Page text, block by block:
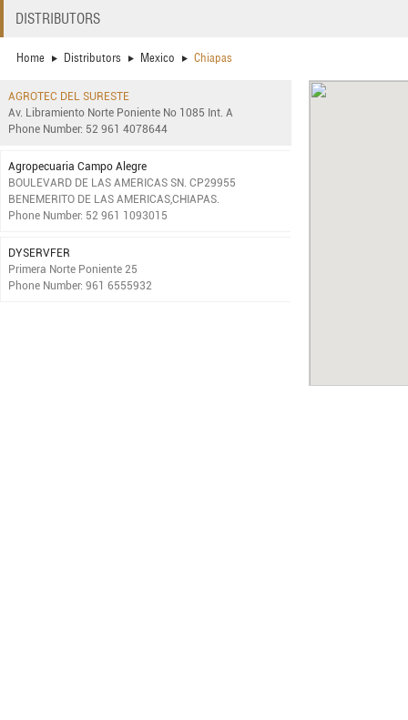
DISTRIBUTORS
Home Distributors Mexico Chiapas
AGROTEC DEL SURESTE
Av. Libramiento Norte Poniente No 1085 Int. A
Phone Number: 52 961 4078644
Agropecuaria Campo Alegre
BOULEVARD DE LAS AMERICAS SN. CP29955
BENEMERITO DE LAS AMERICAS,CHIAPAS.
Phone Number: 52 961 1093015
DYSERVFER
Primera Norte Poniente 25
Phone Number: 961 6555932